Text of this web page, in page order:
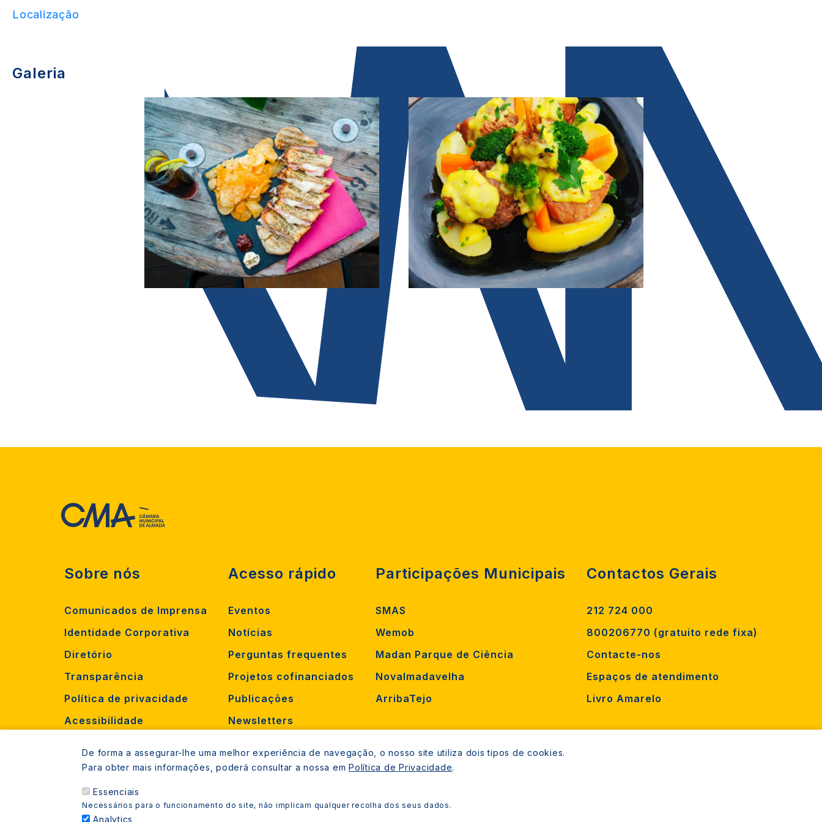
Localização
Galeria
Image Image
Sobre nós
Comunicados de Imprensa
Identidade Corporativa
Diretório
Transparência
Política de privacidade
Acessibilidade
Acesso rápido
Eventos
Notícias
Perguntas frequentes
Projetos cofinanciados
Publicações
Newsletters
Recrutamento
Participações Municipais
SMAS
Wemob
Madan Parque de Ciência
Novalmadavelha
ArribaTejo
Contactos Gerais
212 724 000
800206770 (gratuito rede fixa)
Contacte-nos
Espaços de atendimento
Livro Amarelo
De forma a assegurar-lhe uma melhor experiência de navegação, o nosso site utiliza dois tipos de cookies.
Para obter mais informações, poderá consultar a nossa emPolítica de Privacidade.
Essenciais
Necessários para o funcionamento do site, não implicam qualquer recolha dos seus dados.
Analytics